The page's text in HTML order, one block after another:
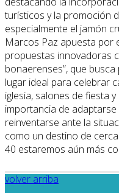
turísticos y la promoción
especialmente el jamón
Marcos Paz apuesta por
propuestas innovadoras
bonaerenses”, que
lugar ideal para celebrar
iglesia, salones de fiesta
importancia de
reinventarse ante la
como un destino de
40 estaremos aún más
volver arriba